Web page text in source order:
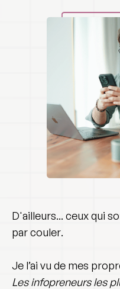
D'ailleurs... ceux qui
parcouler.
Je l’ai vu de mes
Les infopreneurs les